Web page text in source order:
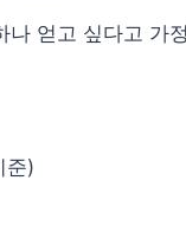
얻고 싶다고 가
준)